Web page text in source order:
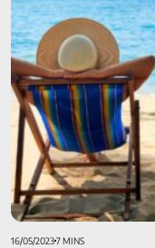
16/05/20237 MINS